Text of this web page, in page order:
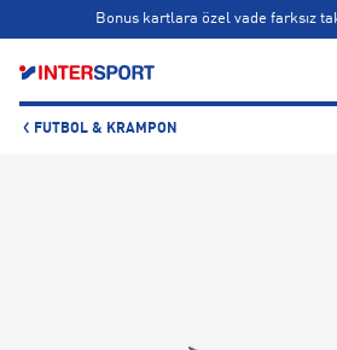
Bonus kartlara özel vade farksız
FUTBOL & KRAMPON